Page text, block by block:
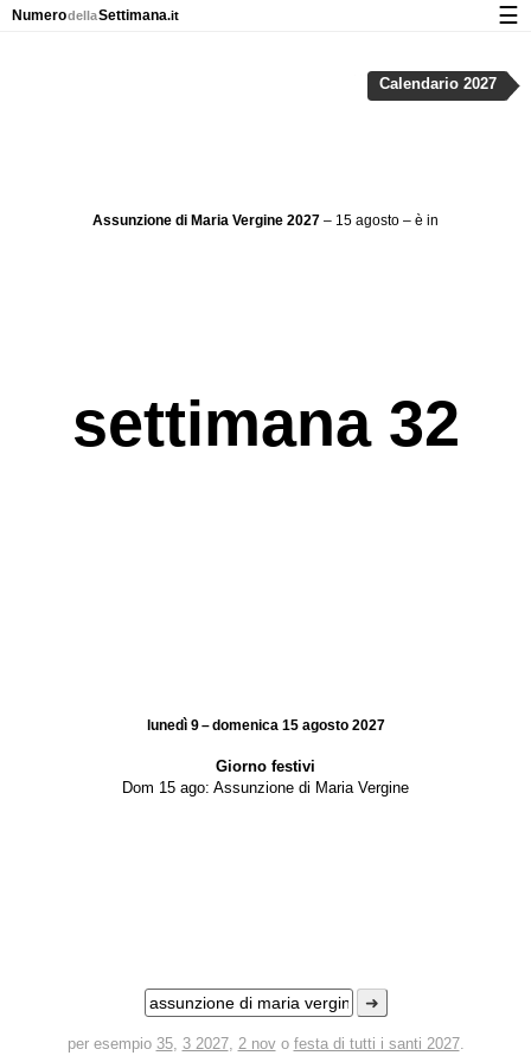
Assunzione di Maria Vergine 2027 – 15 agosto – è in
settimana 32
lunedì 9 – domenica 15 agosto 2027
Giorno festivi
Dom 15 ago: Assunzione di Maria Vergine
➜
per esempio 35, 3 2027, 2 novo festa di tutti i santi 2027.
Calendario 2027
NumerodellaSettimana.it ☰